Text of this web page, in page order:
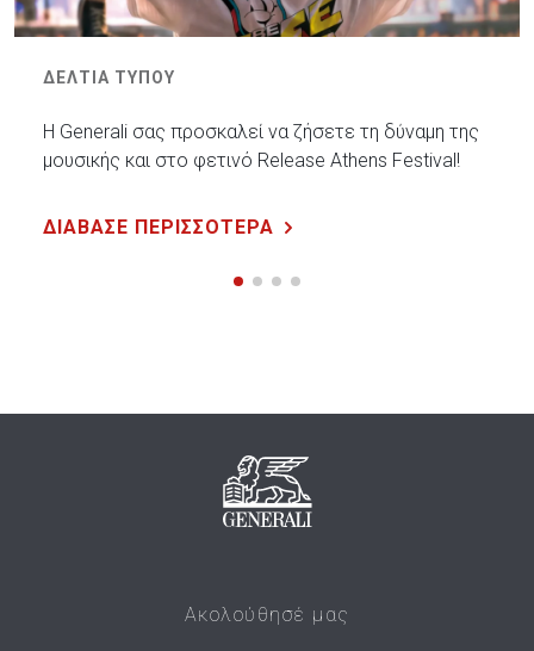
ΔΕΛΤΙΑ ΤΥΠΟΥ
Η Generali σας προσκαλεί να ζήσετε τη δύναμη της
μουσικής και στο φετινό Release Athens Festival!
ΔΙΑΒΑΣΕ ΠΕΡΙΣΣΟΤΕΡΑ
Ακολούθησέ μας